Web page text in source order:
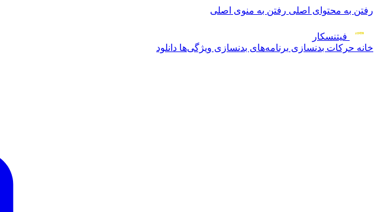
رفتن به محتوای اصلی رفتن به منوی اصلی
فیتنسکار
خانه حرکات بدنسازی برنامه‌های بدنسازی ویژگی‌ها دانلود